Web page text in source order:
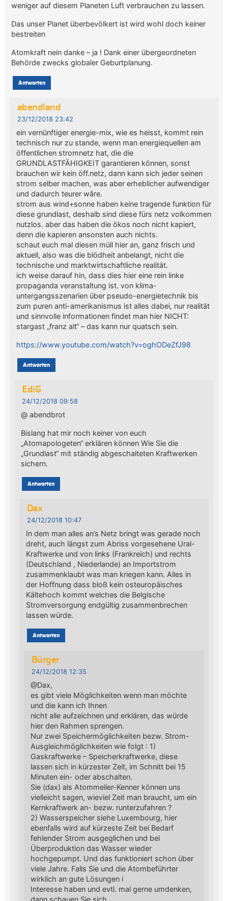
weniger auf diesem Planeten Luft verbrauchen zu lassen.
Das unser Planet überbevölkert ist wird wohl doch keiner
bestreiten
Atomkraft nein danke – ja ! Dank einer übergeordneten
Behörde zwecks globaler Geburtplanung.
Antworten
abendland
23/12/2018 23:42
ein vernünftiger energie-mix, wie es heisst, kommt rein
technisch nur zu stande, wenn man energiequellen am
öffentlichen stromnetz hat, die die
GRUNDLASTFÄHIGKEIT garantieren können, sonst
brauchen wir kein öff.netz, dann kann sich jeder seinen
strom selber machen, was aber erheblicher aufwendiger
und dadurch teurer wâre.
strom aus wind+sonne haben keine tragende funktion für
diese grundlast, deshalb sind diese fürs netz volkommen
nutzlos. aber das haben die ökos noch nicht kapiert,
denn die kapieren ansonsten auch nichts.
schaut euch mal diesen müll hier an, ganz frisch und
aktuell, also was die blödheit anbelangt, nicht die
technische und marktwirtschaftliche realität.
ich weise darauf hin, dass dies hier eine rein linke
propaganda veranstaltung ist. von klima-
untergangsszenarien über pseudo-energietechnik bis
zum puren anti-amerikanismus ist alles dabei, nur realität
und sinnvolle informationen findet man hier NICHT:
stargast „franz alt“ – das kann nur quatsch sein.
https://www.youtube.com/watch?v=oghODeZfJ98
Antworten
EdiG
24/12/2018 09:58
@ abendbrot
Bislang hat mir noch keiner von euch
„Atomapologeten“ erklären können Wie Sie die
„Grundlast“ mit ständig abgeschalteten Kraftwerken
sichern.
Antworten
Dax
24/12/2018 10:47
In dem man alles an’s Netz bringt was gerade noch
dreht, auch längst zum Abriss vorgesehene Ural-
Kraftwerke und von links (Frankreich) und rechts
(Deutschland , Niederlande) an Importstrom
zusammenklaubt was man kriegen kann. Alles in
der Hoffnung dass bloß kein osteuropäisches
Kältehoch kommt welches die Belgische
Stromversorgung endgültig zusammenbrechen
lassen würde.
Antworten
Bürger
24/12/2018 12:35
@Dax,
es gibt viele Möglichkeiten wenn man möchte
und die kann ich Ihnen
nicht alle aufzeichnen und erklären, das würde
hier den Rahmen sprengen.
Nur zwei Speichermöglichkeiten bezw. Strom-
Ausgleichmöglichkeiten wie folgt : 1)
Gaskraftwerke – Speicherkraftwerke, diese
lassen sich in kürzester Zeit, im Schnitt bei 15
Minuten ein- oder abschalten.
Sie (dax) als Atommeiler-Kenner können uns
vielleicht sagen, wieviel Zeit man braucht, um ein
Kernkraftwerk an- bezw. runterzufahren ?
2) Wasserspeicher siehe Luxembourg, hier
ebenfalls wird auf kürzeste Zeit bei Bedarf
fehlender Strom ausgeglichen und bei
Überproduktion das Wasser wieder
hochgepumpt. Und das funktioniert schon über
viele Jahre. Falls Sie und die Atombeführter
wirklich an gute Lösungen i
Interesse haben und evtl. mal gerne umdenken,
dann schauen Sie sich